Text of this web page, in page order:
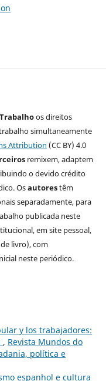
os direitos
simultaneamente
Attribution (CC BY) 4.0
remixem, adaptem
o devido crédito
Osautorestêm
separadamente, para
publicada neste
em site pessoal,
livro), com
neste periódico.
y los trabajadores:
, Revista Mundos do
política e
espanhol e cultura